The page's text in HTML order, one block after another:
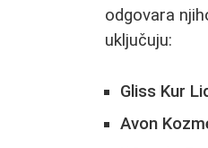
odgovara
uključuju:
Gliss Kur
Avon